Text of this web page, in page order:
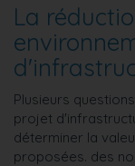
La
Plusieurs
projet
déterminer la
proposées. des